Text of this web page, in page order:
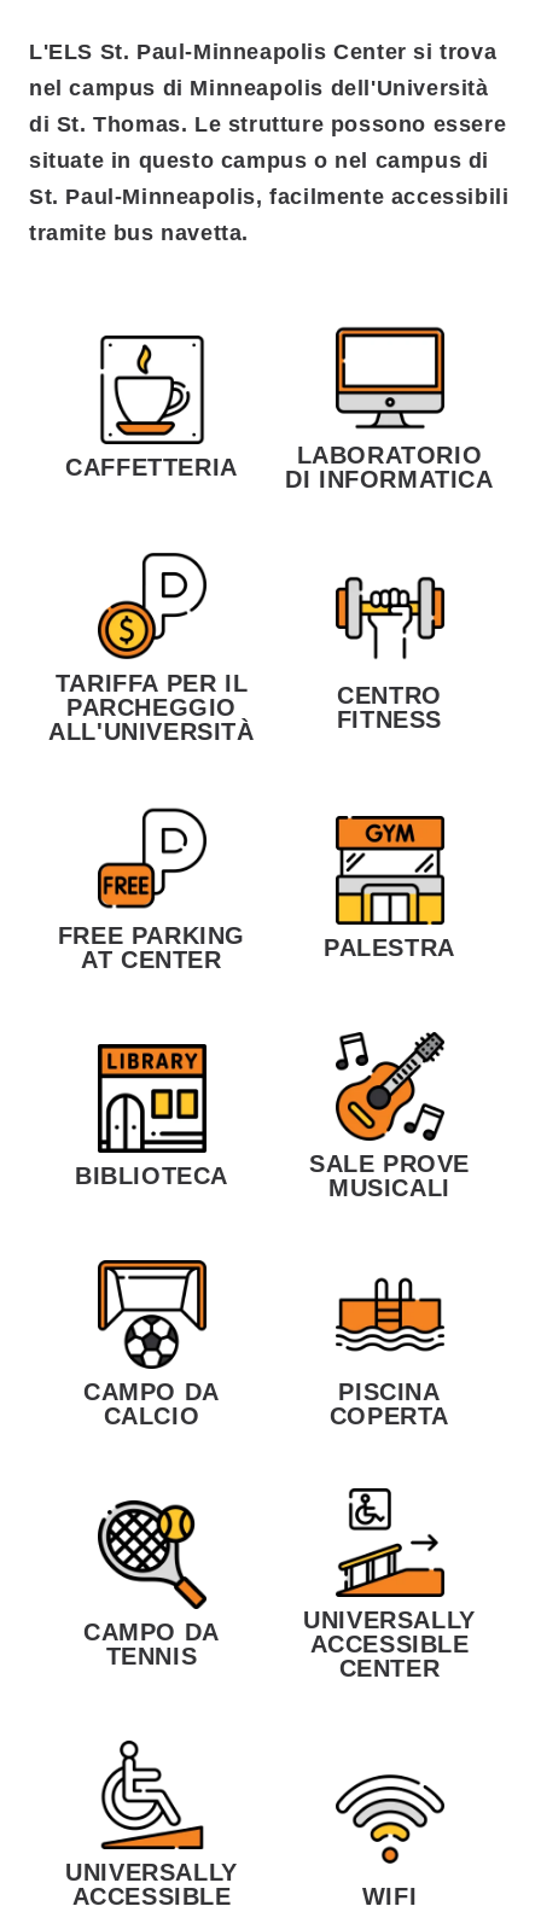
L'ELS St. Paul-Minneapolis Center si trova
nel campus di Minneapolis dell'Università
di St. Thomas. Le strutture possono essere
situate in questo campus o nel campus di
St. Paul-Minneapolis, facilmente accessibili
tramite bus navetta.
CAFFETTERIA
LABORATORIO
DI INFORMATICA
TARIFFA PER IL
PARCHEGGIO
ALL'UNIVERSITÀ
CENTRO
FITNESS
FREE PARKING
AT CENTER
PALESTRA
BIBLIOTECA
SALE PROVE
MUSICALI
CAMPO DA
CALCIO
PISCINA
COPERTA
CAMPO DA
TENNIS
UNIVERSALLY
ACCESSIBLE
CENTER
UNIVERSALLY
ACCESSIBLE
WIFI